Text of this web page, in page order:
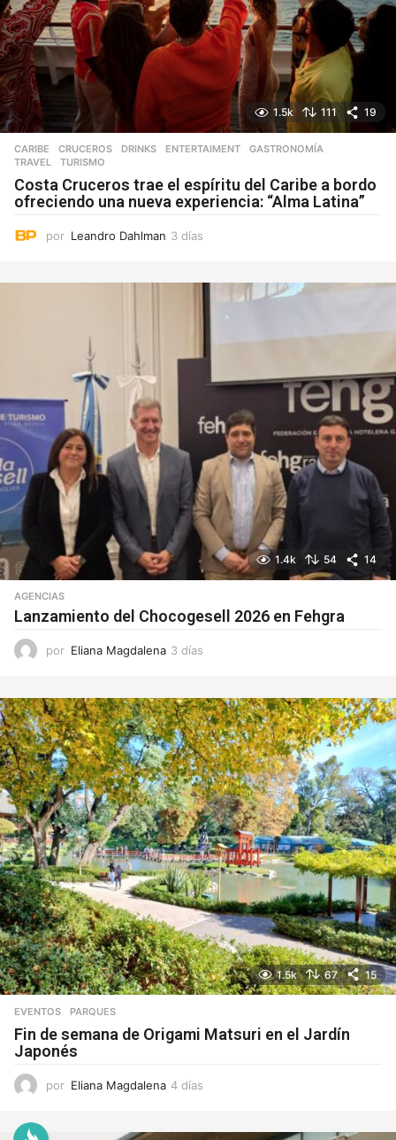
1.5k 111 19
CARIBE ,CRUCEROS ,DRINKS ,ENTERTAIMENT ,GASTRONOMÍA
TRAVEL
,TURISMO
Costa Cruceros trae el espíritu del Caribe a bordo
ofreciendo una nueva experiencia: “Alma Latina”
por Leandro Dahlman 3 días
a
1.4k 54 14
AGENCIAS
Lanzamiento del Chocogesell 2026 en Fehgra
por Eliana Magdalena 3 días
a
s
1.5k 67 15
EVENTOS ,PARQUES
Fin de semana de Origami Matsuri en el Jardín
Japonés
por Eliana Magdalena 4 días
a